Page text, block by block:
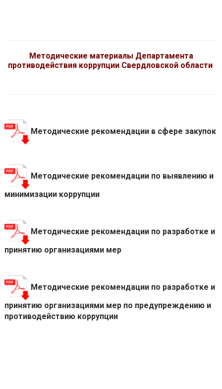
Методические материалы Департамента
противодействия коррупции Свердловской области
Методические рекомендации в сфере закупок
Методические рекомендации по выявлению и
минимизации коррупции
Методические рекомендации по разработке и
принятию организациями мер
Методические рекомендации по разработке и
принятию организациями мер по предупреждению и
противодействию коррупции